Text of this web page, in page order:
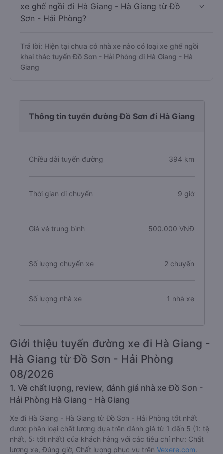
xe ghế ngồi đi Hà Giang - Hà Giang từ Đồ
Sơn - Hải Phòng?
Trả lời: Hiện tại chưa có nhà xe nào có loại xe ghế ngồi
khai thác tuyến Đồ Sơn - Hải Phòng đi Hà Giang - Hà
Giang
Thông tin tuyến đường Đồ Sơn đi Hà Giang
Chiều dài tuyến đường 394 km
Thời gian di chuyển 9 giờ
Giá vé trung bình 500.000 VNĐ
Số lượng chuyến xe 2 chuyến
Số lượng nhà xe 1 nhà xe
Giới thiệu tuyến đường xe đi Hà Giang -
Hà Giang từ Đồ Sơn - Hải Phòng
08/2026
1. Về chất lượng, review, đánh giá nhà xe Đồ Sơn -
Hải Phòng Hà Giang - Hà Giang
Xe đi Hà Giang - Hà Giang từ Đồ Sơn - Hải Phòng tốt nhất
được phân loại chất lượng dựa trên đánh giá từ 1 đến 5 (1: tệ
nhất, 5: tốt nhất) của khách hàng với các tiêu chí như: Chất
lượng xe, Đúng giờ, Chất lượng phục vụ trên Vexere.com.